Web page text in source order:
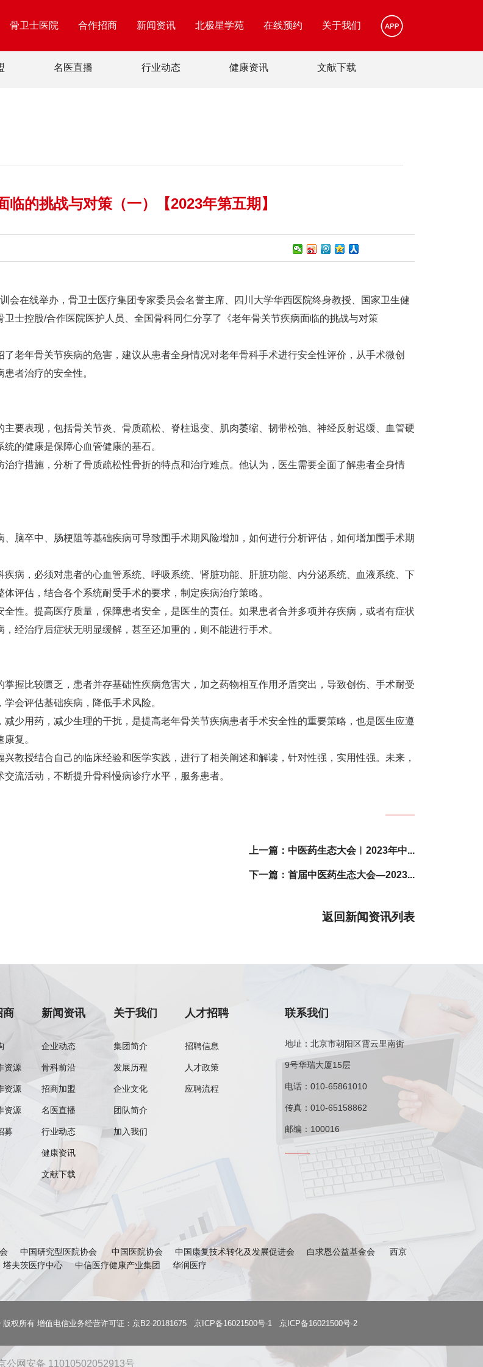
骨卫士医院 合作招商 新闻资讯 北极星学苑 在线预约 关于我们
名医直播 行业动态 健康资讯 文献下载
的挑战与对策（一）【2023年第五期】
在线举办，骨卫士医疗集团专家委员会名誉主席、四川大学华西医院终身教授、国家卫生健
士控股/合作医院医护人员、全国骨科同仁分享了《老年骨关节疾病面临的挑战与对策
老年骨关节疾病的危害，建议从患者全身情况对老年骨科手术进行安全性评价，从手术微创
者治疗的安全性。
要表现，包括骨关节炎、骨质疏松、脊柱退变、肌肉萎缩、韧带松弛、神经反射迟缓、血管硬
的健康是保障心血管健康的基石。
疗措施，分析了骨质疏松性骨折的特点和治疗难点。他认为，医生需要全面了解患者全身情
脑卒中、肠梗阻等基础疾病可导致围手术期风险增加，如何进行分析评估，如何增加围手术期
病，必须对患者的心血管系统、呼吸系统、肾脏功能、肝脏功能、内分泌系统、血液系统、下
评估，结合各个系统耐受手术的要求，制定疾病治疗策略。
性。提高医疗质量，保障患者安全，是医生的责任。如果患者合并多项并存疾病，或者有症状
经治疗后症状无明显缓解，甚至还加重的，则不能进行手术。
握比较匮乏，患者并存基础性疾病危害大，加之药物相互作用矛盾突出，导致创伤、手术耐受
会评估基础疾病，降低手术风险。
少用药，减少生理的干扰，是提高老年骨关节疾病患者手术安全性的重要策略，也是医生应遵
复。
教授结合自己的临床经验和医学实践，进行了相关阐述和解读，针对性强，实用性强。未来，
流活动，不断提升骨科慢病诊疗水平，服务患者。
上一篇：中医药生态大会︱2023年中...
下一篇：首届中医药生态大会—2023...
返回新闻资讯列表
商
资源
资源
资源
募
新闻资讯
企业动态
骨科前沿
招商加盟
名医直播
行业动态
健康资讯
文献下载
关于我们
集团简介
发展历程
企业文化
团队简介
加入我们
人才招聘
招聘信息
人才政策
应聘流程
联系我们
地址：北京市朝阳区霄云里南街
9号华瑞大厦15层
电话：010-65861010
传真：010-65158862
邮编：100016
中国研究型医院协会 中国医院协会 中国康复技术转化及发展促进会 白求恩公益基金会
西京
塔夫茨医疗中心 中信医疗健康产业集团 华润医疗
权所有 增值电信业务经营许可证：京B2-20181675 京ICP备16021500号-1 京ICP备16021500号-2
公网安备 11010502052913号